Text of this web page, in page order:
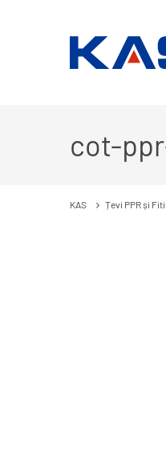
cot-
KAS Țevi PPR și